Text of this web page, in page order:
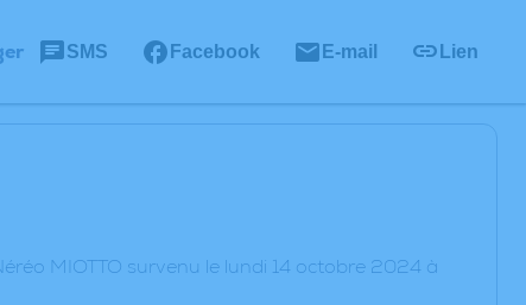
SMS Facebook E-mail Lien
MIOTTO survenu le lundi 14 octobre 2024 à